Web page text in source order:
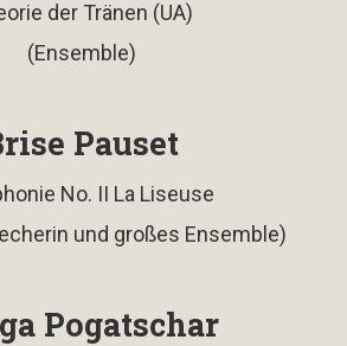
der Tränen (UA)
(Ensemble)
Pauset
No. II La Liseuse
und großes Ensemble)
Pogatschar